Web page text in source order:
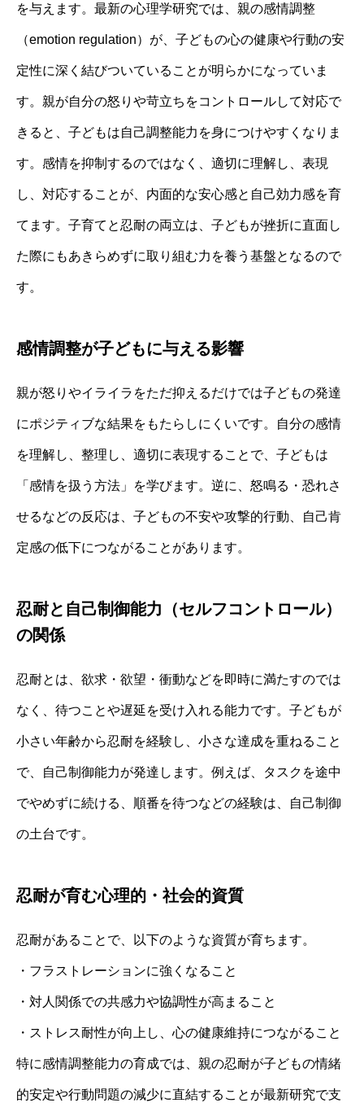
を与えます。最新の心理学研究では、親の感情調整
（emotion regulation）が、子どもの心の健康や行動の安
定性に深く結びついていることが明らかになっていま
す。親が自分の怒りや苛立ちをコントロールして対応で
きると、子どもは自己調整能力を身につけやすくなりま
す。感情を抑制するのではなく、適切に理解し、表現
し、対応することが、内面的な安心感と自己効力感を育
てます。子育てと忍耐の両立は、子どもが挫折に直面し
た際にもあきらめずに取り組む力を養う基盤となるので
す。
感情調整が子どもに与える影響
親が怒りやイライラをただ抑えるだけでは子どもの発達
にポジティブな結果をもたらしにくいです。自分の感情
を理解し、整理し、適切に表現することで、子どもは
「感情を扱う方法」を学びます。逆に、怒鳴る・恐れさ
せるなどの反応は、子どもの不安や攻撃的行動、自己肯
定感の低下につながることがあります。
忍耐と自己制御能力（セルフコントロール）
の関係
忍耐とは、欲求・欲望・衝動などを即時に満たすのでは
なく、待つことや遅延を受け入れる能力です。子どもが
小さい年齢から忍耐を経験し、小さな達成を重ねること
で、自己制御能力が発達します。例えば、タスクを途中
でやめずに続ける、順番を待つなどの経験は、自己制御
の土台です。
忍耐が育む心理的・社会的資質
忍耐があることで、以下のような資質が育ちます。
・フラストレーションに強くなること
・対人関係での共感力や協調性が高まること
・ストレス耐性が向上し、心の健康維持につながること
特に感情調整能力の育成では、親の忍耐が子どもの情緒
的安定や行動問題の減少に直結することが最新研究で支